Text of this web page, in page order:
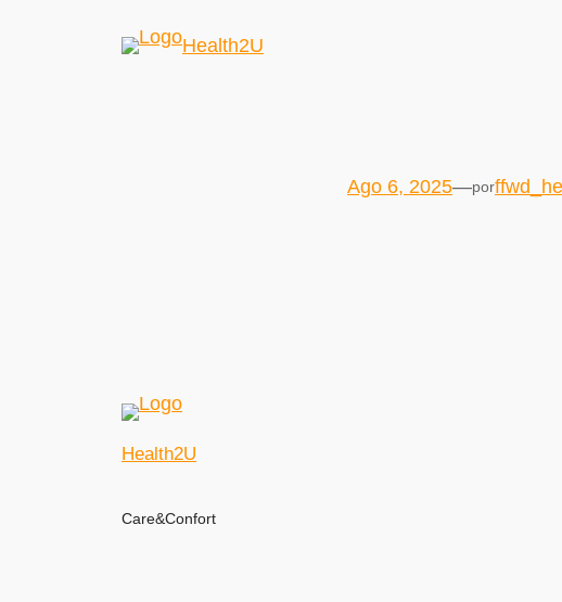
Health2U
Ago 6, 2025—por
Health2U
Care&Confort